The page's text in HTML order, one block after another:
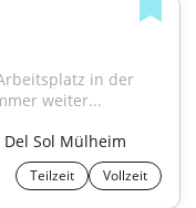
in der
weiter...
Sol Mülheim
Teilzeit Vollzeit